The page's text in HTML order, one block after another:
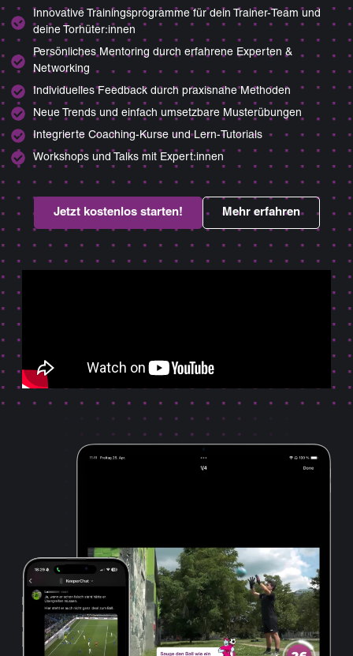
Innovative Trainingsprogramme für dein Trainer-Team und
deine Torhüter:innen
Persönliches Mentoring durch erfahrene Experten &
Networking
Individuelles Feedback durch praxisnahe Methoden
Neue Trends und einfach umsetzbare Musterübungen
Integrierte Coaching-Kurse und Lern-Tutorials
Workshops und Talks mit Expert:innen
Jetzt kostenlos starten! Mehr erfahren